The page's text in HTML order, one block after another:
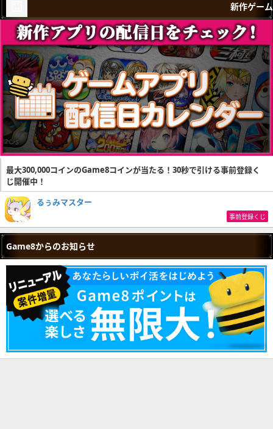
新作ゲーム
最大300,000コインのGame8コインが当たる！30秒で引ける事前登録く
じ開催中！
るぅみマスター
事前登録くじ
Game8からのお知らせ